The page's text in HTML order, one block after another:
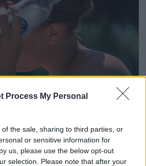
Process My Personal
the sale, sharing to third parties, or
or sensitive information for
us, please use the below opt-out
selection. Please note that after your
kánikula az országban, a jelenlegi
jövő hét elejéig garantált...